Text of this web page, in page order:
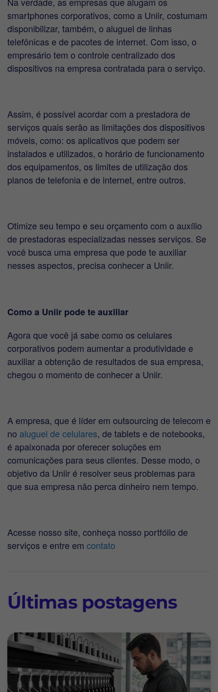
smartphones corporativos, como a Uniir, costumam
disponibilizar, também, o aluguel de linhas
telefônicas e de pacotes de internet. Com isso, o
empresário tem o controle centralizado dos
dispositivos na empresa contratada para o serviço.
Assim, é possível acordar com a prestadora de
serviços quais serão as limitações dos dispositivos
móveis, como: os aplicativos que podem ser
instalados e utilizados, o horário de funcionamento
dos equipamentos, os limites de utilização dos
planos de telefonia e de internet, entre outros.
Otimize seu tempo e seu orçamento com o auxílio
de prestadoras especializadas nesses serviços. Se
você busca uma empresa que pode te auxiliar
nesses aspectos, precisa conhecer a Uniir.
Como a Uniir pode te auxiliar
Agora que você já sabe como os celulares
corporativos podem aumentar a produtividade e
auxiliar a obtenção de resultados de sua empresa,
chegou o momento de conhecer a Uniir.
A empresa, que é líder em outsourcing de telecom e
no aluguel de celulares, de tablets e de notebooks,
é apaixonada por oferecer soluções em
comunicações para seus clientes. Desse modo, o
objetivo da Uniir é resolver seus problemas para
que sua empresa não perca dinheiro nem tempo.
Acesse nosso site, conheça nosso portfólio de
serviços e entre em contato
Últimas postagens